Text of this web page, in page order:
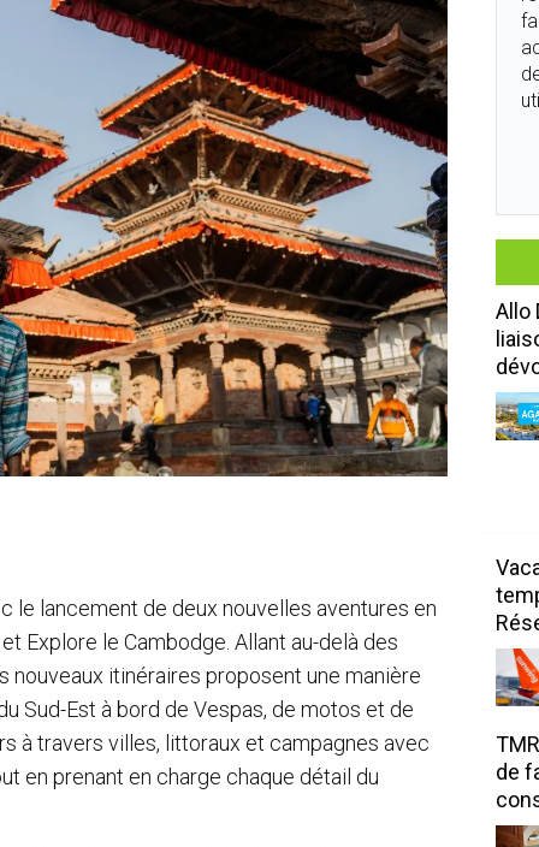
le lancement de deux nouvelles aventures en
Explore le Cambodge. Allant au-delà des
itinéraires proposent une manière
Sud-Est à bord de Vespas, de motos et de
à travers villes, littoraux et campagnes avec
en prenant en charge chaque détail du
Allo
de